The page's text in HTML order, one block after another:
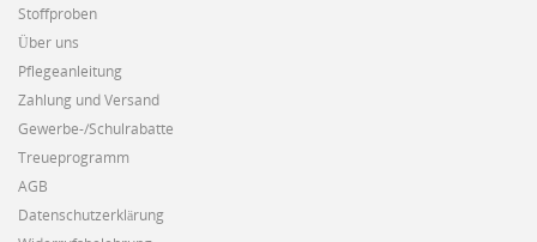
Stoffproben
Über uns
Pflegeanleitung
Zahlung und Versand
Gewerbe-/Schulrabatte
Treueprogramm
AGB
Datenschutzerklärung